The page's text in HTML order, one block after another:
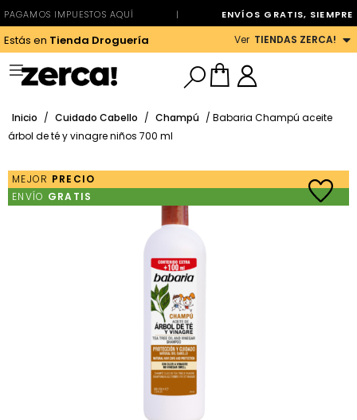
PAGAMOS IMPUESTOS AQUÍ | ENVÍOS GRATIS, SIEMPRE
Estás en Tienda Droguería Ver TIENDAS ZERCA!
Inicio / Cuidado Cabello / Champú / Babaria Champú aceite
árbol de té y vinagre niños 700 ml
MEJOR PRECIO
ENVÍO GRATIS